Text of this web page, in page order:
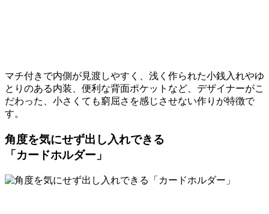
マチ付きで内側が見渡しやすく、浅く作られた小銭入れやゆ
とりのある内装、便利な背面ポケットなど、デザイナーがこ
だわった、小さくても窮屈さを感じさせない作りが特徴で
す。
角度を気にせず出し入れできる
「カードホルダー」